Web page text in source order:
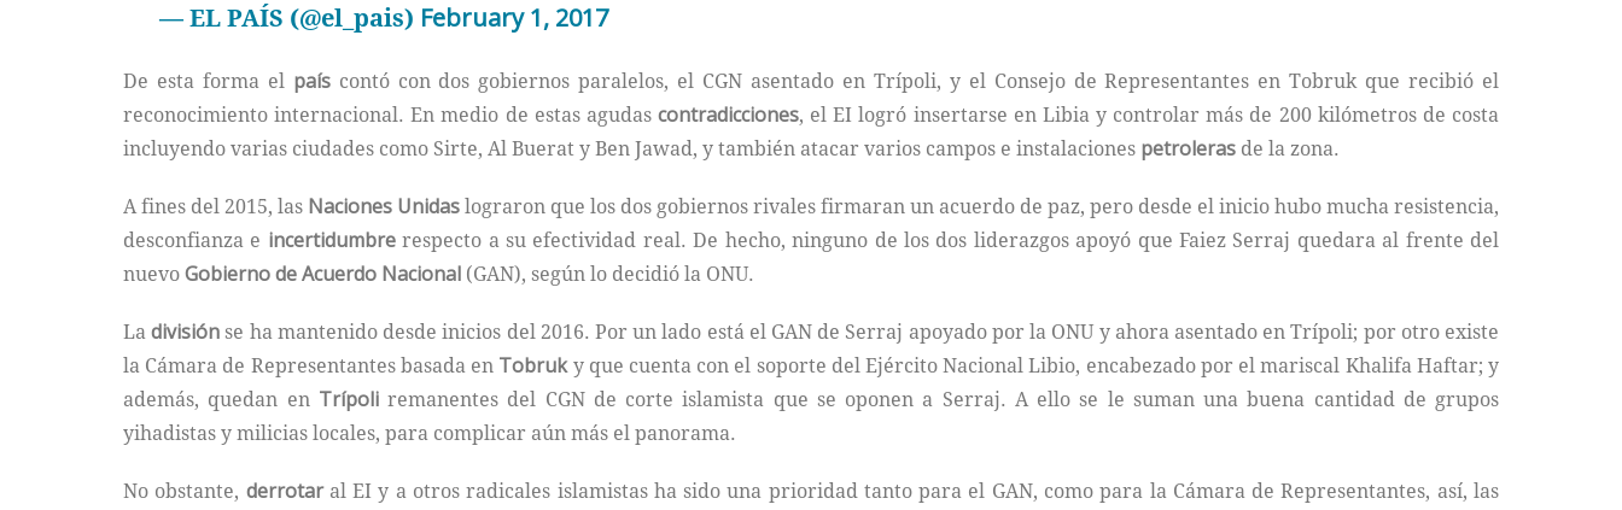
— EL PAÍS (@el_pais) February 1, 2017
De esta forma el paíscontó con dos gobiernos paralelos, el CGN asentado en Trípoli, y el Consejo de Representantes en Tobruk que recibió el
reconocimiento internacional. En medio de estas agudas contradicciones, el EI logró insertarse en Libia y controlar más de 200 kilómetros de costa
incluyendo varias ciudades como Sirte, Al Buerat y Ben Jawad, y también atacar varios campos e instalaciones petroleras de la zona.
A fines del 2015, las Naciones Unidaslograron que los dos gobiernos rivales firmaran un acuerdo de paz, pero desde el inicio hubo mucha resistencia,
desconfianza e incertidumbrerespecto a su efectividad real. De hecho, ninguno de los dos liderazgos apoyó que Faiez Serraj quedara al frente del
nuevoGobierno de Acuerdo Nacional (GAN), según lo decidió la ONU.
Ladivisiónse ha mantenido desde inicios del 2016. Por un lado está el GAN de Serraj apoyado por la ONU y ahora asentado en Trípoli; por otro existe
la Cámara de Representantes basada en Tobruky que cuenta con el soporte del Ejército Nacional Libio, encabezado por el mariscal Khalifa Haftar; y
además, quedan en Trípoliremanentes del CGN de corte islamista que se oponen a Serraj. A ello se le suman una buena cantidad de grupos
yihadistas y milicias locales, para complicar aún más el panorama.
No obstante, derrotaral EI y a otros radicales islamistas ha sido una prioridad tanto para el GAN, como para la Cámara de Representantes, así, las